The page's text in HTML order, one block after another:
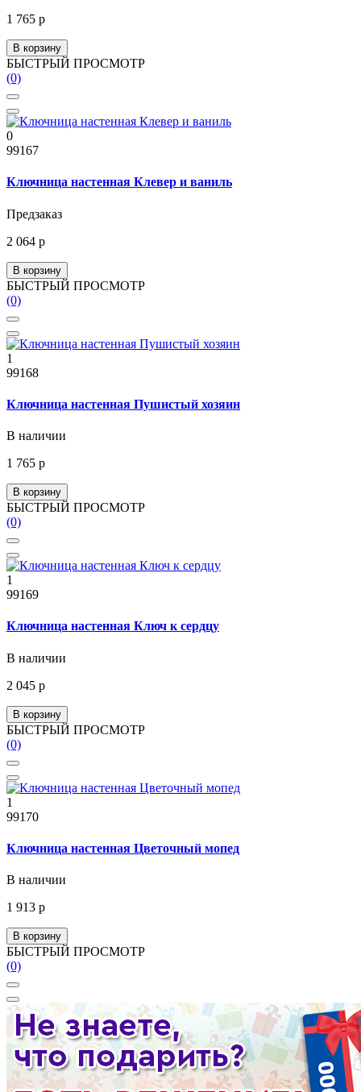
1 765 р
В корзину
БЫСТРЫЙ ПРОСМОТР
(0)
0
99167
Ключница настенная Клевер и ваниль
Предзаказ
2 064 р
В корзину
БЫСТРЫЙ ПРОСМОТР
(0)
1
99168
Ключница настенная Пушистый хозяин
В наличии
1 765 р
В корзину
БЫСТРЫЙ ПРОСМОТР
(0)
1
99169
Ключница настенная Ключ к сердцу
В наличии
2 045 р
В корзину
БЫСТРЫЙ ПРОСМОТР
(0)
1
99170
Ключница настенная Цветочный мопед
В наличии
1 913 р
В корзину
БЫСТРЫЙ ПРОСМОТР
(0)